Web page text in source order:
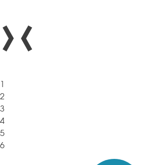
›‹
1
2
3
4
5
6